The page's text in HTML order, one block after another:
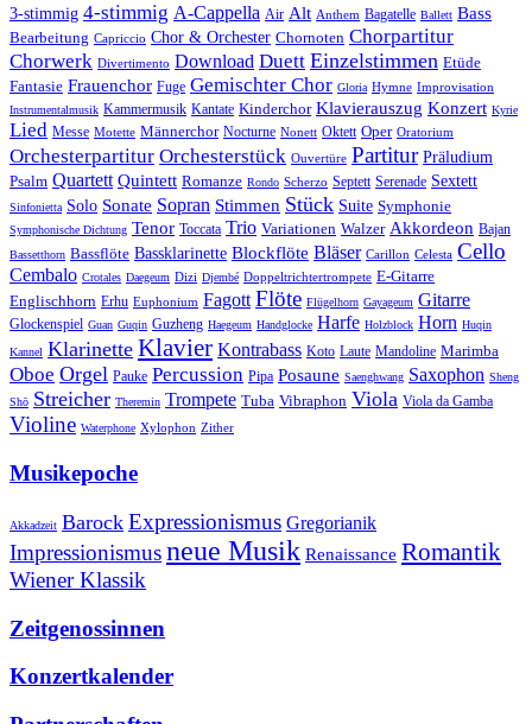
3-stimmig 4-stimmig A-Cappella Air Alt Anthem Bagatelle Ballett Bass
Bearbeitung Capriccio Chor & Orchester Chornoten Chorpartitur
Chorwerk Divertimento Download Duett Einzelstimmen Etüde
Fantasie Frauenchor Fuge Gemischter Chor Gloria Hymne Improvisation
Instrumentalmusik Kammermusik Kantate Kinderchor Klavierauszug Konzert Kyrie
Lied Messe Motette Männerchor Nocturne Nonett Oktett Oper Oratorium
Orchesterpartitur Orchesterstück Ouvertüre Partitur Präludium
Psalm Quartett Quintett Romanze Rondo Scherzo Septett Serenade Sextett
Sinfonietta Solo Sonate Sopran Stimmen Stück Suite Symphonie
Symphonische Dichtung Tenor Toccata Trio Variationen Walzer Akkordeon Bajan
Bassetthorn Bassflöte Bassklarinette Blockflöte Bläser Carillon Celesta Cello
Cembalo Crotales Daegeum Dizi Djembé Doppeltrichtertrompete E-Gitarre
Englischhorn Erhu Euphonium Fagott Flöte Flügelhorn Gayageum Gitarre
Glockenspiel Guan Guqin Guzheng Haegeum Handglocke Harfe Holzblock Horn Huqin
Kannel Klarinette Klavier Kontrabass Koto Laute Mandoline Marimba
Oboe Orgel Pauke Percussion Pipa Posaune Saenghwang Saxophon Sheng
Shō Streicher Theremin Trompete Tuba Vibraphon Viola Viola da Gamba
Violine Waterphone Xylophon Zither
Musikepoche
Akkadzeit Barock Expressionismus Gregorianik
Impressionismusneue Musik Renaissance Romantik
Wiener Klassik
Zeitgenossinnen
Konzertkalender